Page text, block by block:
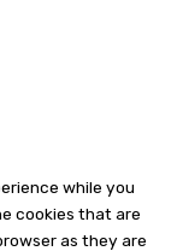
while you
cookies that are
as they are